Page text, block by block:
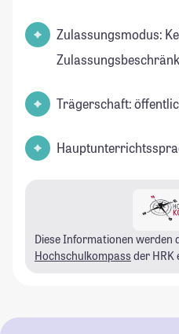
Zulassungsmodus:
Trägerschaft:
Diese Informationen werden
Hochschulkompass der HRK